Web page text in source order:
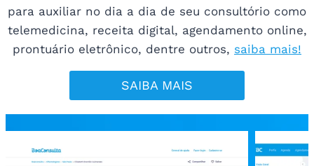
para auxiliar no dia a dia de seu consultório como
telemedicina, receita digital, agendamento online,
prontuário eletrônico, dentre outros, saiba mais!
SAIBA MAIS